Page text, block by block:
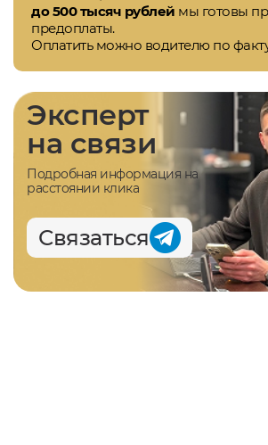
до 500 тысяч рублей мы готовы
предоплаты.
Оплатить можно водителю по
Эксперт
на связи
Подробная информация на
расстоянии клика
Связаться